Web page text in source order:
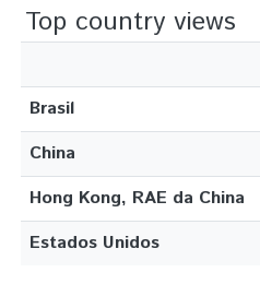
Top country views
Brasil
China
Hong Kong, RAE da China
Estados Unidos